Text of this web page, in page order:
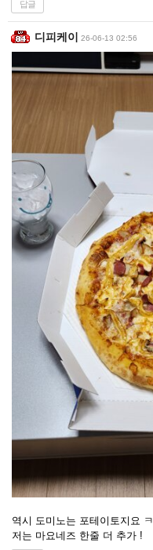
답글
디피케이 26-06-13 02:56
역시 도미노는 포테이토지요 ㅋ
저는 마요네즈 한줄 더 추가 !